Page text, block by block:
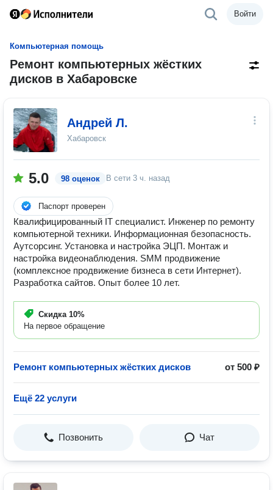
Войти
Компьютерная помощь
Ремонт компьютерных жёстких
дисков в Хабаровске
Андрей Л.
Хабаровск
5.0 98 оценок В сети 3 ч. назад
Паспорт проверен
Квалифицированный IT специалист. Инженер по ремонту
компьютерной техники. Информационная безопасность.
Аутсорсинг. Установка и настройка ЭЦП. Монтаж и
настройка видеонаблюдения. SMM продвижение
(комплексное продвижение бизнеса в сети Интернет).
Разработка сайтов. Опыт более 10 лет.
Скидка 10%
На первое обращение
Ремонт компьютерных жёстких дисков от 500 ₽
Ещё 22 услуги
Позвонить Чат